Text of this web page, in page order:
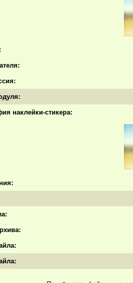
наклейки-стикера: